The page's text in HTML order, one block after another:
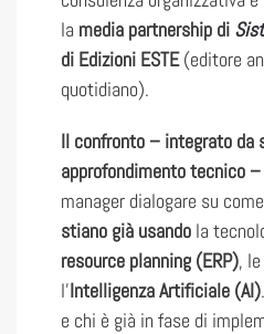
la media partnership di
di Edizioni ESTE(editore
quotidiano).
Il confronto – integrato da
approfondimento tecnico
manager dialogare su
stiano già usando la
resource planning (ERP),
l’Intelligenza Artificiale (AI)
e chi è già in fase di